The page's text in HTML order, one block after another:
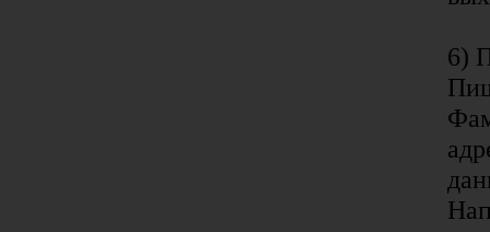
6)